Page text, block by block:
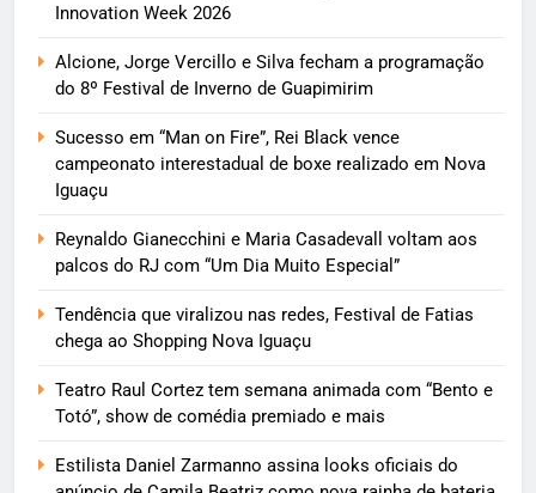
Innovation Week 2026
Alcione, Jorge Vercillo e Silva fecham a programação
do 8º Festival de Inverno de Guapimirim
Sucesso em “Man on Fire”, Rei Black vence
campeonato interestadual de boxe realizado em Nova
Iguaçu
Reynaldo Gianecchini e Maria Casadevall voltam aos
palcos do RJ com “Um Dia Muito Especial”
Tendência que viralizou nas redes, Festival de Fatias
chega ao Shopping Nova Iguaçu
Teatro Raul Cortez tem semana animada com “Bento e
Totó”, show de comédia premiado e mais
Estilista Daniel Zarmanno assina looks oficiais do